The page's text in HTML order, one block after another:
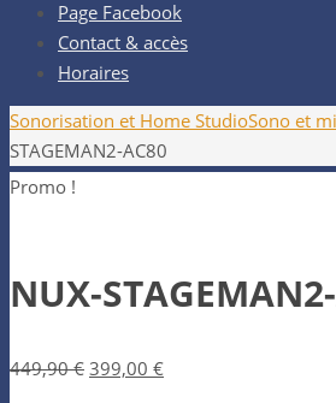
Page Facebook
Contact & accès
Horaires
Home
Sonorisation et Home StudioSono et
STAGEMAN2-AC80
Promo !
NUX-
449,90€ Le
399,00 €Le